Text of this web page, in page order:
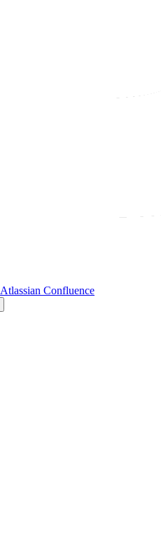
Atlassian Confluence